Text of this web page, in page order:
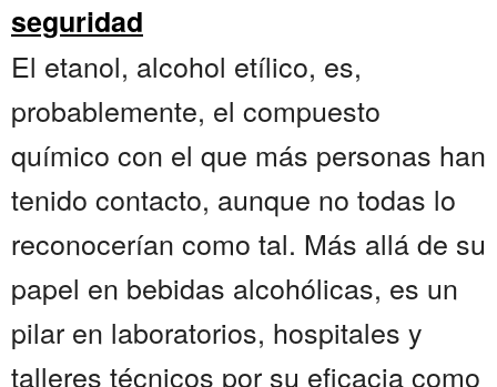
seguridad
El etanol, alcohol etílico, es,
probablemente, el compuesto
químico con el que más personas han
tenido contacto, aunque no todas lo
reconocerían como tal. Más allá de su
papel en bebidas alcohólicas, es un
pilar en laboratorios, hospitales y
talleres técnicos por su eficacia como